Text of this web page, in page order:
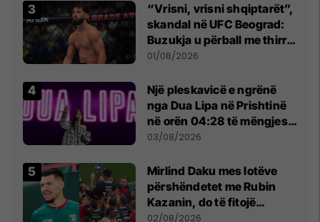
“Vrisni, vrisni shqiptarët”,
skandal në UFC Beograd:
Buzukja u përball me thirrje
anti-shqiptare nga
01/08/2026
Një pleskavicë e ngrënë
nga Dua Lipa në Prishtinë
në orën 04:28 të mëngjesit
- dhe bota digjitale serbe
03/08/2026
Mirlind Daku mes lotëve
përshëndetet me Rubin
Kazanin, do të fitojë
miliona te Spartak Moska
02/08/2026